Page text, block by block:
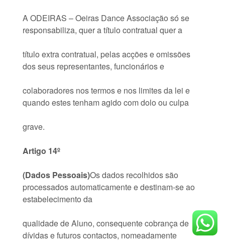
A ODEIRAS – Oeiras Dance Associação só se
responsabiliza, quer a título contratual quer a
título extra contratual, pelas acções e omissões
dos seus representantes, funcionários e
colaboradores nos termos e nos limites da lei e
quando estes tenham agido com dolo ou culpa
grave.
Artigo 14º
(Dados Pessoais)Os dados recolhidos são
processados automaticamente e destinam-se ao
estabelecimento da
qualidade de Aluno, consequente cobrança de
dívidas e futuros contactos, nomeadamente